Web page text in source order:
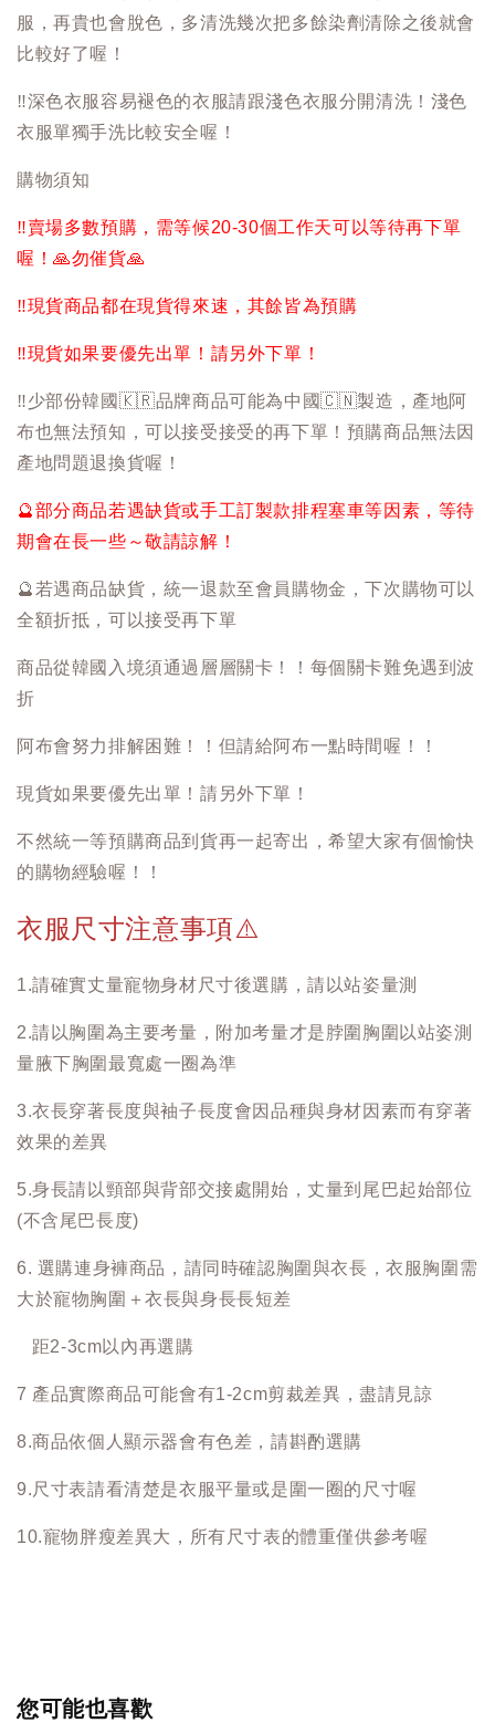
服，再貴也會脫色，多清洗幾次把多餘染劑清除之後就會
比較好了喔！
‼️深色衣服容易褪色的衣服請跟淺色衣服分開清洗！淺色
衣服單獨手洗比較安全喔！
購物須知
‼️賣場多數預購，需等候20-30個工作天可以等待再下單
喔！🙏勿催貨🙏
‼️現貨商品都在現貨得來速，其餘皆為預購
‼️現貨如果要優先出單！請另外下單！
‼️少部份韓國 🇰🇷品牌商品可能為中國🇨🇳製造，產地阿
布也無法預知，可以接受接受的再下單！預購商品無法因
產地問題退換貨喔！
🔮部分商品若遇缺貨或手工訂製款排程塞車等因素，等待
期會在長一些～敬請諒解！
🔮 若遇商品缺貨，統一退款至會員購物金，下次購物可以
全額折抵，可以接受再下單
商品從韓國入境須通過層層關卡！！每個關卡難免遇到波
折
阿布會努力排解困難！！但請給阿布一點時間喔！！
現貨如果要優先出單！請另外下單！
不然統一等預購商品到貨再一起寄出，希望大家有個愉快
的購物經驗喔！！
衣服尺寸注意事項⚠️
1.請確實丈量寵物身材尺寸後選購，請以站姿量測
2.請以胸圍為主要考量，附加考量才是脖圍胸圍以站姿測
量腋下胸圍最寬處一圈為準
3.衣長穿著長度與袖子長度會因品種與身材因素而有穿著
效果的差異
5.身長請以頸部與背部交接處開始，丈量到尾巴起始部位
(不含尾巴長度)
6. 選購連身褲商品，請同時確認胸圍與衣長，衣服胸圍需
大於寵物胸圍＋衣長與身長長短差
距2-3cm以內再選購
7 產品實際商品可能會有1-2cm剪裁差異，盡請見諒
8.商品依個人顯示器會有色差，請斟酌選購
9.尺寸表請看清楚是衣服平量或是圍一圈的尺寸喔
10.寵物胖瘦差異大，所有尺寸表的體重僅供參考喔
您可能也喜歡